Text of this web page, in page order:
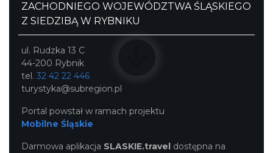
ZACHODNIEGO WOJEWÓDZTWA ŚLĄSKIEGO
Z SIEDZIBĄ W RYBNIKU
ul. Rudzka 13 C
44-200 Rybnik
tel. 32 42 22 446
turystyka@subregion.pl
Portal powstał w ramach projektu
Mobilne Śląskie
Darmowa aplikacja SLASKIE.travel dostępna na